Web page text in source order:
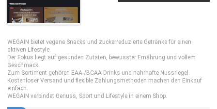
WEGAIN bietet vegane Snacks und zuckerreduzierte Getränke für einen
aktiven Lifestyle.
Der Fokus liegt auf gesunden Zutaten, bewusster Ernährung und vollem
Geschmack.
Zum Sortiment gehören EAA-/BCAA-Drinks und nahrhafte Nussriegel.
Kostenloser Versand und flexible Zahlungsmethoden machen den Einkauf
einfach.
WEGAIN verbindet Genuss, Sport und Lifestyle in einem Shop.